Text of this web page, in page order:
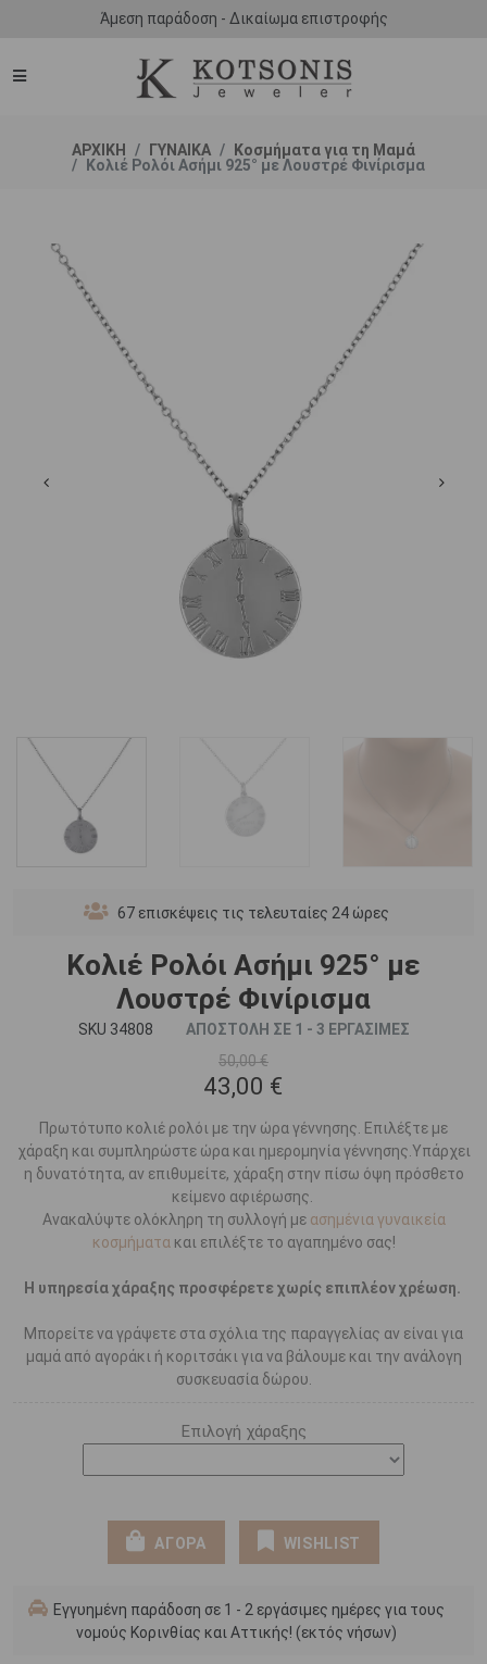
Άμεση παράδοση - Δικαίωμα επιστροφής
ΑΡΧΙΚΗ ΓΥΝΑΙΚΑ
Κοσμήματα για τη Μαμά
Κολιέ Ρολόι Ασήμι 925° με Λουστρέ Φινίρισμα
67 επισκέψεις τις τελευταίες 24 ώρες
Κολιέ Ρολόι Ασήμι 925° με
Λουστρέ Φινίρισμα
SKU 34808
ΑΠΟΣΤΟΛΗ ΣΕ 1 - 3 ΕΡΓΑΣΙΜΕΣ
50,00 €
43,00 €
Πρωτότυπο κολιέ ρολόι με την ώρα γέννησης. Επιλέξτε με
χάραξη και συμπληρώστε ώρα και ημερομηνία γέννησης.Υπάρχει
η δυνατότητα, αν επιθυμείτε, χάραξη στην πίσω όψη πρόσθετο
κείμενο αφιέρωσης.
Ανακαλύψτε ολόκληρη τη συλλογή με ασημένια γυναικεία
κοσμήματα και επιλέξτε το αγαπημένο σας!
Η υπηρεσία χάραξης προσφέρετε χωρίς επιπλέον χρέωση.
Μπορείτε να γράψετε στα σχόλια της παραγγελίας αν είναι για
μαμά από αγοράκι ή κοριτσάκι για να βάλουμε και την ανάλογη
συσκευασία δώρου.
Επιλογή χάραξης
ΑΓΟΡΑ WISHLIST
Εγγυημένη παράδοση σε 1 - 2 εργάσιμες ημέρες για τους
νομούς Κορινθίας και Αττικής! (εκτός νήσων)